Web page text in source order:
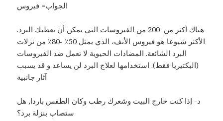
الجواب= فيروس
هناك أكثر من 200 من الفيروسات التي يمكن أن تعطيك البرد.
الأكثر شيوعا هو فيروس الأنف، الذي يمثل 50٪ -80٪ ​​من نزلات
البرد الشائعة. المضادات الحيوية لا تعمل ضد الفيروسات
(البكتيريا فقط). استخدامها لعلاج البرد لن يساعد و قد يسبب
آثار جانبية
د- إذا كنت خارج البيت وشعرك رطب وكان الطقس باردا, هل
ستصاب بنزلة برد؟